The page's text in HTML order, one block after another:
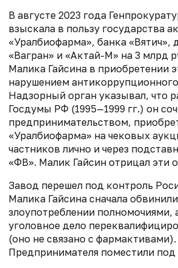
В августе 2023 года
взыскала в пользу государства
«Уралбиофарма», банка «Вятич»,
«Вагран» и «Актай-М» на 3 млрд
Малика Гайсина в приобретении
нарушением
Надзорный орган указывал, что
Госдумы РФ (1995—1999 гг.) он
предпринимательством,
«Уралбиофарма» на чековых
частников лично и через
«ФВ». Малик Гайсин отрицал эти
Завод перешел под контроль
Малика Гайсина сначала
злоупотреблении полномочиями,
уголовное дело
(оно не связано с фармактивами).
Предпринимателя поместили